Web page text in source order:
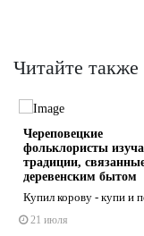
Читайте также
Череповецкие
фольклористы
традиции,
деревенским бытом
Купил корову - купи и
21 июля